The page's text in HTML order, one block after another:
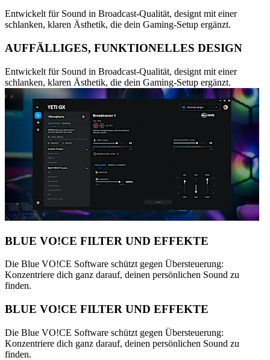
Entwickelt für Sound in Broadcast-Qualität, designt mit einer
schlanken, klaren Ästhetik, die dein Gaming-Setup ergänzt.
AUFFÄLLIGES, FUNKTIONELLES DESIGN
Entwickelt für Sound in Broadcast-Qualität, designt mit einer
schlanken, klaren Ästhetik, die dein Gaming-Setup ergänzt.
BLUE VO!CE FILTER UND EFFEKTE
Die Blue VO!CE Software schützt gegen Übersteuerung:
Konzentriere dich ganz darauf, deinen persönlichen Sound zu
finden.
BLUE VO!CE FILTER UND EFFEKTE
Die Blue VO!CE Software schützt gegen Übersteuerung:
Konzentriere dich ganz darauf, deinen persönlichen Sound zu
finden.